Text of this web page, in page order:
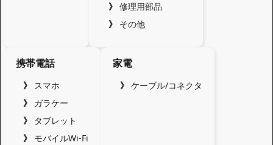
修理用部品
その他
携帯電話
スマホ
ガラケー
タブレット
モバイルWi-Fi
家電
ケーブル/コネクタ